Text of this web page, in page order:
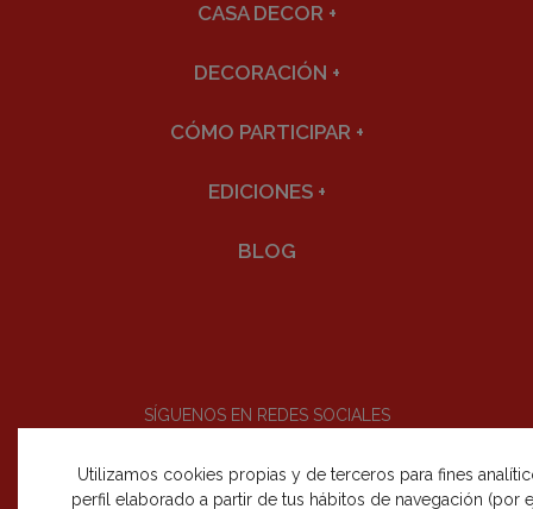
Utilizamos cookies propias y de terceros para fines
perfil elaborado a partir de tus hábitos de navegación (por
CASA DECOR +
DECORACIÓN +
CÓMO PARTICIPAR +
EDICIONES +
BLOG
SÍGUENOS EN REDES SOCIALES